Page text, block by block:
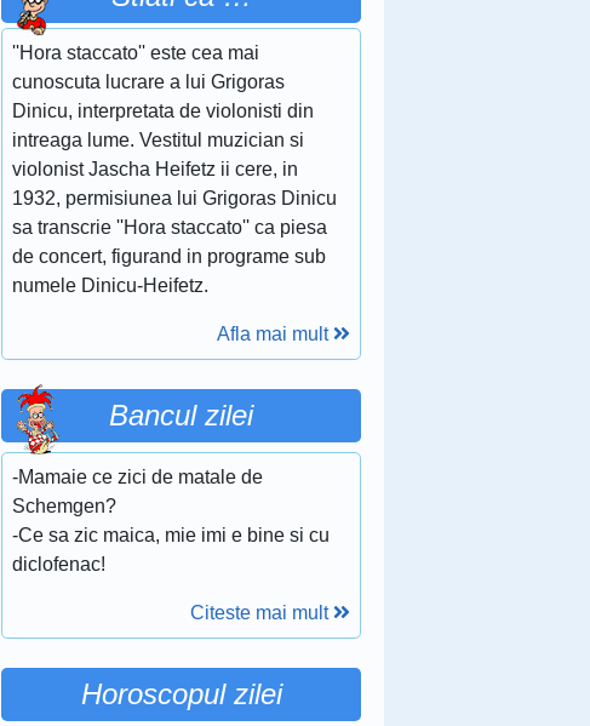
''Hora staccato'' este cea mai
cunoscuta lucrare a lui Grigoras
Dinicu, interpretata de violonisti din
intreaga lume. Vestitul muzician si
violonist Jascha Heifetz ii cere, in
1932, permisiunea lui Grigoras Dinicu
sa transcrie ''Hora staccato'' ca piesa
de concert, figurand in programe sub
numele Dinicu-Heifetz.
Afla mai mult
Bancul zilei
-Mamaie ce zici de matale de
Schemgen?
-Ce sa zic maica, mie imi e bine si cu
diclofenac!
Citeste mai mult
Horoscopul zilei